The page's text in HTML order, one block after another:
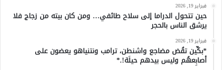
فبراير 19, 2026
حين تتحول الدراما إلى سلاح طائفي… ومن كان بيته من زجاج فلا
يرشق الناس بالحجر
فبراير 19, 2026
*بكِّين تقُض مضاجع واشنطن، ترامب ونتنياهو يعضون على
أصابِعهُم وليس بيدهم حيلَة!.*